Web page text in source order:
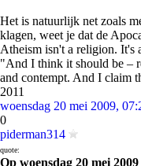
Het is natuurlijk net zoals
klagen, weet je dat de
Atheism isn't a religion. It's
"And I think it should be –
and contempt. And I claim
2011
woensdag 20 mei 2009,
0
piderman314
quote:
Op woensdag 20 mei